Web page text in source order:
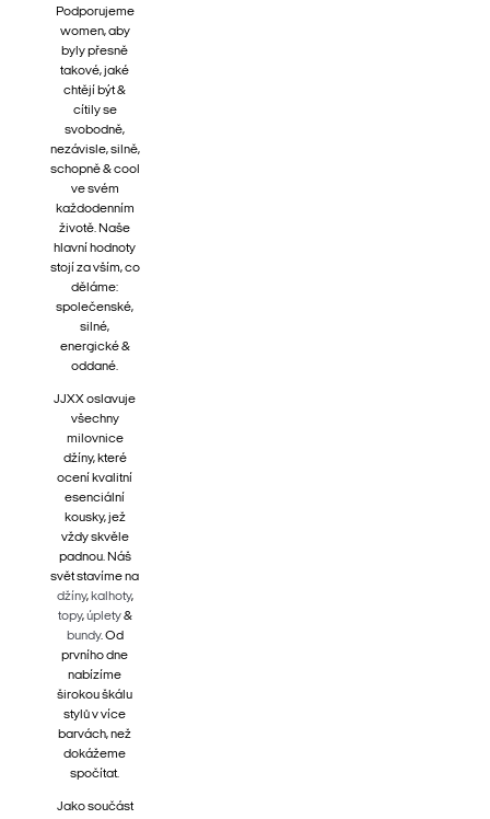
Podporujeme
women, aby
byly přesně
takové, jaké
chtějí být &
cítily se
svobodně,
nezávisle, silně,
schopně & cool
ve svém
každodenním
životě. Naše
hlavní hodnoty
stojí za vším, co
děláme:
společenské,
silné,
energické &
oddané.
JJXX oslavuje
všechny
milovnice
džíny, které
ocení kvalitní
esenciální
kousky, jež
vždy skvěle
padnou. Náš
svět stavíme na
džíny, kalhoty,
topy,úplety&
bundy. Od
prvního dne
nabízíme
širokou škálu
stylů v více
barvách, než
dokážeme
spočítat.
Jako součást